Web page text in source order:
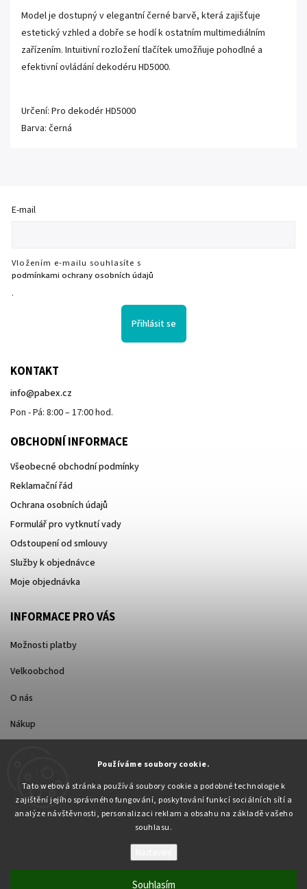
Používáme soubory cookie.
Tato webová stránka používá soubory cookie a podobné technologie k
zajištění jejího správného fungování, poskytování funkcí sociálních sítí a
analýze návštěvnosti, personalizaci reklam a obsahu na základě vašeho
souhlasu.
Souhlasím
Model je dostupný v elegantní černé barvě, která zajišťuje
estetický vzhled a dobře se hodí k ostatním multimediálním
zařízením. Intuitivní rozložení tlačítek umožňuje pohodlné a
efektivní ovládání dekodéru HD5000.
Určení: Pro dekodér HD5000
Barva: černá
E-mail
Vložením e-mailu souhlasíte s
podmínkami ochrany osobních údajů
.
Přihlásit se
KONTAKT
info@pabex.cz
Pon - Pá: 8:00 – 17:00 hod.
OBCHODNÍ INFORMACE
Všeobecné obchodní podmínky
Reklamační řád
Ochrana osobních údajů
Formulář pro vytknutí vady
Odstoupení od smlouvy
Služby k objednávce
Moje objednávka
INFORMACE PRO VÁS
Možnosti platby
Velkoobchod
O nás
Nákup
Copyright 2026Pabex.cz. Všechna práva vyhrazena.
Upravit nastavení cookies